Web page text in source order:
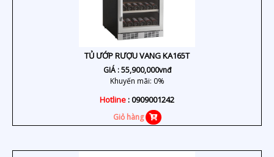
TỦ ƯỚP RƯỢU VANG KA165T
GIÁ :55,900,000vnđ
Khuyến mãi: 0%
Hotline: 0909001242
Giỏ hàng